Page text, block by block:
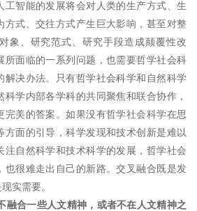
工智能的发展将会对人类的生产方式、生
方式、交往方式产生巨大影响，甚至对整
象、研究范式、研究手段造成颠覆性改
所面临的一系列问题，也需要哲学社会科
解决办法。只有哲学社会科学和自然科学
科学内部各学科的共同聚焦和联合协作，
完美的答案。如果没有哲学社会科学在思
方面的引导，科学发现和技术创新是难以
注自然科学和技术科学的发展，哲学社会
也很难走出自己的新路。交叉融合既是发
实需要。
融合一些人文精神，或者不在人文精神之